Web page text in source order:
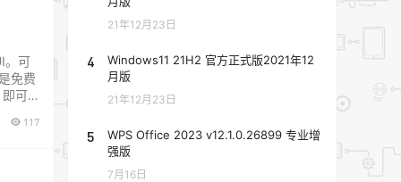
。可
免费
可
117
21年12月23日
4
Windows11 21H2 官方正式版2021年12
月版
21年12月23日
5
WPS Office 2023 v12.1.0.26899 专业增
强版
7月16日